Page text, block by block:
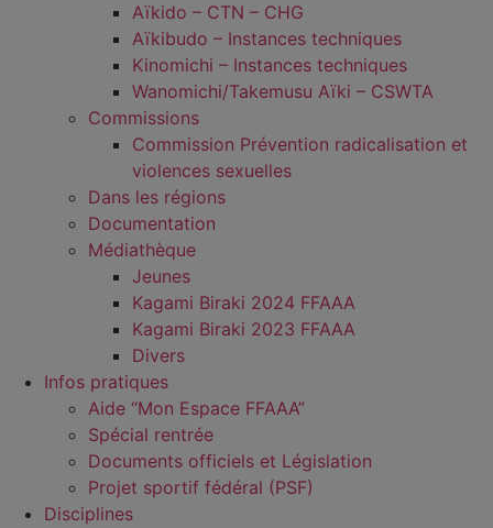
Aïkido – CTN – CHG
Aïkibudo – Instances techniques
Kinomichi – Instances techniques
Wanomichi/Takemusu Aïki – CSWTA
Commissions
Commission Prévention radicalisation et
violences sexuelles
Dans les régions
Documentation
Médiathèque
Jeunes
Kagami Biraki 2024 FFAAA
Kagami Biraki 2023 FFAAA
Divers
Infos pratiques
Aide “Mon Espace FFAAA”
Spécial rentrée
Documents officiels et Législation
Projet sportif fédéral (PSF)
Disciplines